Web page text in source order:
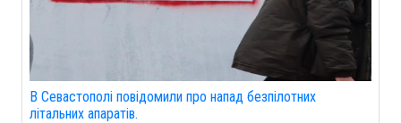
В Севастополі повідомили про напад безпілотних
літальних апаратів.